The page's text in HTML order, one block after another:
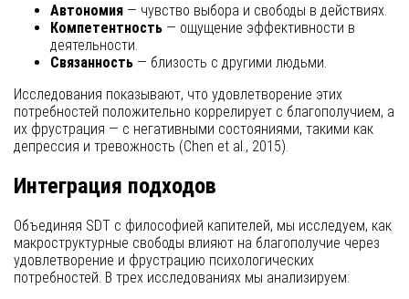
Автономия — чувство выбора и свободы в действиях.
Компетентность — ощущение эффективности в
деятельности.
Связанность — близость с другими людьми.
Исследования показывают, что удовлетворение этих
потребностей положительно коррелирует с благополучием, а
их фрустрация — с негативными состояниями, такими как
депрессия и тревожность (Chen et al., 2015).
Интеграция подходов
Объединяя SDT с философией капителей, мы исследуем, как
макроструктурные свободы влияют на благополучие через
удовлетворение и фрустрацию психологических
потребностей. В трех исследованиях мы анализируем: